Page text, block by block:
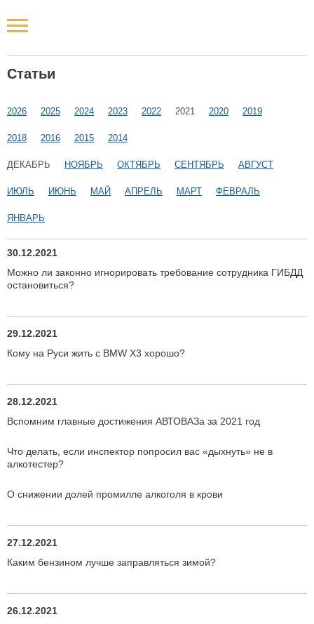
Статьи
2026 2025 2024 2023 2022 2021 2020 2019
2018 2016 2015 2014
ДЕКАБРЬ НОЯБРЬ ОКТЯБРЬ СЕНТЯБРЬ АВГУСТ
ИЮЛЬ ИЮНЬ МАЙ АПРЕЛЬ МАРТ ФЕВРАЛЬ
ЯНВАРЬ
30.12.2021
Можно ли законно игнорировать требование сотрудника ГИБДД
остановиться?
29.12.2021
Кому на Руси жить с BMW X3 хорошо?
28.12.2021
Вспомним главные достижения АВТОВАЗа за 2021 год
Что делать, если инспектор попросил вас «дыхнуть» не в
алкотестер?
О снижении долей промилле алкоголя в крови
27.12.2021
Каким бензином лучше заправляться зимой?
26.12.2021
Новости РФ
Наши мероприятия
Статьи